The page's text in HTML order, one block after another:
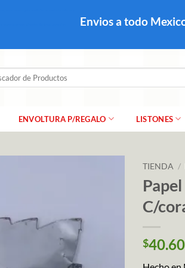
Envios a todo
ENVOLTURA P/REGALO LISTONES
TIENDA /
C/
$40.60